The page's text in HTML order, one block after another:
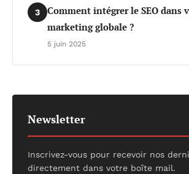
3
Comment intégrer le SEO dans
marketing globale ?
5 juin 2025
Newsletter
Inscrivez-vous pour recevoir nos
directement dans votre boîte mail.